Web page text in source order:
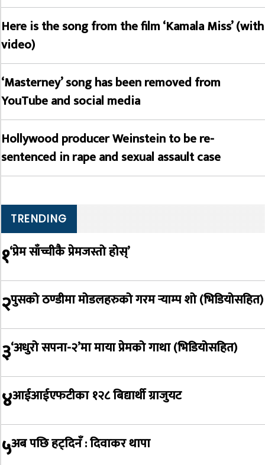
Here is the song from the film ‘Kamala Miss’ (with
video)
‘Masterney’ song has been removed from
YouTube and social media
Hollywood producer Weinstein to be re-
sentenced in rape and sexual assault case
TRENDING
१‘प्रेम साँच्चीकै प्रेमजस्तो होस्’
२पुसको ठण्डीमा मोडलहरुको गरम र्‍याम्प शो (भिडियोसहित)
३‘अधुरो सपना-२’मा माया प्रेमको गाथा (भिडियोसहित)
४आईआईएफटीका १२८ बिद्यार्थी ग्राजुयट
५अब पछि हट्दिनँ : दिवाकर थापा